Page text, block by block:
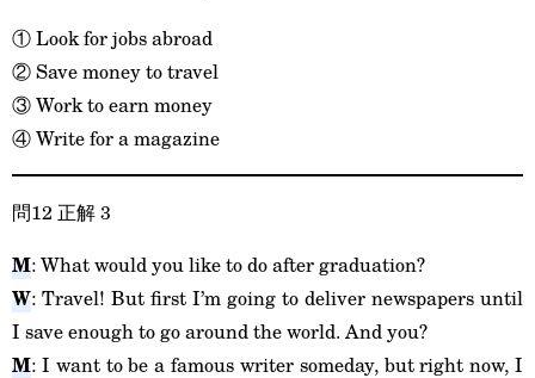
① Look for jobs abroad
② Save money to travel
③ Work to earn money
④ Write for a magazine
問12 正解 3
M: What would you like to do after graduation?
W: Travel! But first I’m going to deliver newspapers until
I save enough to go around the world. And you?
M: I want to be a famous writer someday, but right now, I